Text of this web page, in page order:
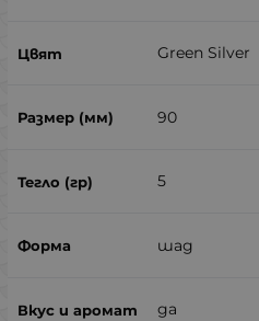
Green Silver
90
5
шад
да